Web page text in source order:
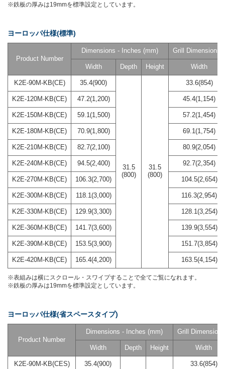
※鉄板の厚みは19mmを標準設定としています。
ヨーロッパ仕様(標準)
Product Number
Dimensions - Inches (mm) Grill Dimensions-
Width Depth Height Width
K2E-90M-KB(CE) 35.4(900)
31.5
(800)
31.5
(800)
33.6(854)
K2E-120M-KB(CE) 47.2(1,200) 45.4(1,154)
K2E-150M-KB(CE) 59.1(1,500) 57.2(1,454)
K2E-180M-KB(CE) 70.9(1,800) 69.1(1,754)
K2E-210M-KB(CE) 82.7(2,100) 80.9(2,054)
K2E-240M-KB(CE) 94.5(2,400) 92.7(2,354)
K2E-270M-KB(CE) 106.3(2,700) 104.5(2,654)
K2E-300M-KB(CE) 118.1(3,000) 116.3(2,954)
K2E-330M-KB(CE) 129.9(3,300) 128.1(3,254)
K2E-360M-KB(CE) 141.7(3,600) 139.9(3,554)
K2E-390M-KB(CE) 153.5(3,900) 151.7(3,854)
K2E-420M-KB(CE) 165.4(4,200) 163.5(4,154)
※表組みは横にスクロール・スワイプすることで全てご覧になれます。
※鉄板の厚みは19mmを標準設定としています。
ヨーロッパ仕様(省スペースタイプ)
Product Number
Dimensions - Inches (mm) Grill
Width Depth Height Width
K2E-90M-KB(CES) 35.4(900) 33.6(854)